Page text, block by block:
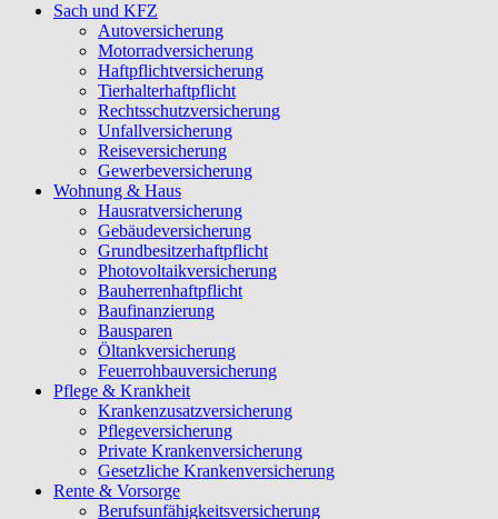
Sach und KFZ
Autoversicherung
Motorradversicherung
Haftpflichtversicherung
Tierhalterhaftpflicht
Rechtsschutzversicherung
Unfallversicherung
Reiseversicherung
Gewerbeversicherung
Wohnung & Haus
Hausratversicherung
Gebäudeversicherung
Grundbesitzerhaftpflicht
Photovoltaikversicherung
Bauherrenhaftpflicht
Baufinanzierung
Bausparen
Öltankversicherung
Feuerrohbauversicherung
Pflege & Krankheit
Krankenzusatzversicherung
Pflegeversicherung
Private Krankenversicherung
Gesetzliche Krankenversicherung
Rente & Vorsorge
Berufs­unfähigkeitsversicherung